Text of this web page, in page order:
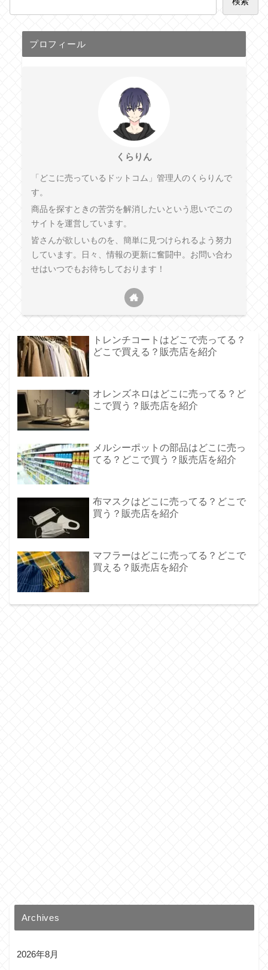
プロフィール
くらりん
「どこに売っているドットコム」管理人のくらりんで
す。
商品を探すときの苦労を解消したいという思いでこの
サイトを運営しています。
皆さんが欲しいものを、簡単に見つけられるよう努力
しています。日々、情報の更新に奮闘中。お問い合わ
せはいつでもお待ちしております！
トレンチコートはどこで売ってる？
どこで買える？販売店を紹介
オレンズネロはどこに売ってる？ど
こで買う？販売店を紹介
メルシーポットの部品はどこに売っ
てる？どこで買う？販売店を紹介
布マスクはどこに売ってる？どこで
買う？販売店を紹介
マフラーはどこに売ってる？どこで
買える？販売店を紹介
Archives
2026年8月